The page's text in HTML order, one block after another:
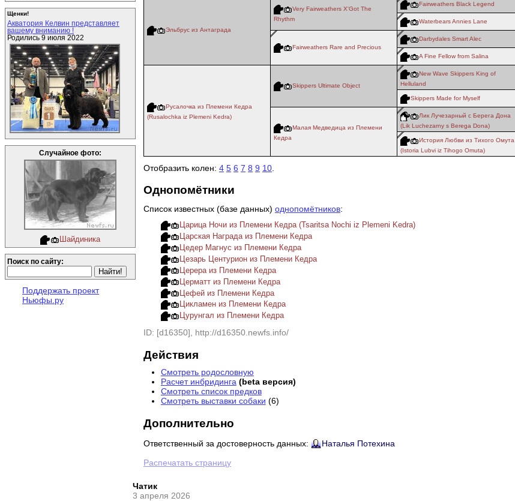
Щенки!
Акватория Келвин представляет
вашему вниманию !
Родились 9 июля 2022
Случайное фото:
Шайдиника
Поиск по сайту:
Поддержать проект
Ньюфы.ру
Эльбрус из Антаграда
Very Fairweathers X'Got The
Rhythm
Fairweathers Black Legend
Waterbears Annies Lane
Fairweathers Rare and Precious
Darbydales Smart Alec
A Fine Fellow from Salina
Русалочка из Племени Кедра
(Rusalochka iz Plemeni Kedra)
Skippers Ultimate Object
New Wave Skippers King of
Helluland
Skippers Made for Myself
Малая Медведица из Племени
Кедра
Лик Лучезарный с Берега Дона
(Lik Luchezarny s Berega Dona)
История Любви из Тихого Омута
(Istoria Lubvi iz Tihogo Omuta)
Отобразить колен: 4 5 6 7 8 9 10
Однопомётники
Список известных (базе данных) однопомётников:
Царица Ночи из Племени Кедра (Tsaritsa Nochi iz Plemeni Kedra)
Царская Награда из Племени Кедра
Цедер Магнус из Племени Кедра
Цезарь Центурион из Племени Кедра
Церера из Племени Кедра
Церматт из Племени Кедра
Цефей из Племени Кедра
Цикламен из Племени Кедра
Цурунгал из Племени Кедра
ID: [d16350], http://d16350.newfs.info/
Действия
Смотреть родословную
Расчет инбридинга (beta версия)
Смотреть список предков
Смотреть выставки собаки (6)
Дополнительно
Ответственный за достоверность данных: Наталья Потехина
Распечатать страницу
Чатик
3 апреля 2026